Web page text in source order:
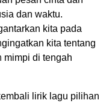
dan waktu.
kita pada
kita tentang
mimpi di tengah
lirik lagu pilihan